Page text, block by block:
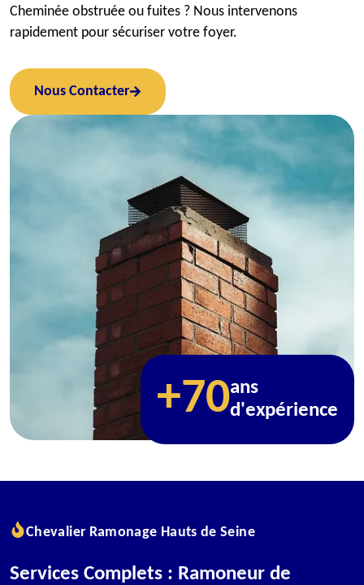
Cheminée obstruée ou fuites ? Nous intervenons
rapidement pour sécuriser votre foyer.
Nous Contacter
+70ans
d'expérience
Chevalier Ramonage Hauts de Seine
Services Complets : Ramoneur de